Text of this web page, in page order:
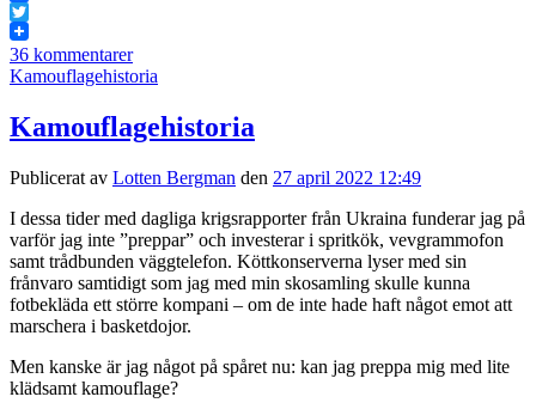
Facebook
Twitter
36 kommentarer
Kamouflagehistoria
Kamouflagehistoria
Publicerat av Lotten Bergman den 27 april 2022 12:49
I dessa tider med dagliga krigsrapporter från Ukraina funderar jag på
varför jag inte ”preppar” och investerar i spritkök, vevgrammofon
samt trådbunden väggtelefon. Köttkonserverna lyser med sin
frånvaro samtidigt som jag med min skosamling skulle kunna
fotbekläda ett större kompani – om de inte hade haft något emot att
marschera i basketdojor.
Men kanske är jag något på spåret nu: kan jag preppa mig med lite
klädsamt kamouflage?